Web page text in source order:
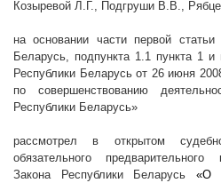
Козыревой Л.Г., Подгруши В.В.,
на основании части первой статьи
Беларусь, подпункта 1.1 пункта 1 и
Республики Беларусь от 26 июня
по совершенствованию
Республики Беларусь»
рассмотрел в открытом
обязательного предварительного
Закона Республики Беларусь «О